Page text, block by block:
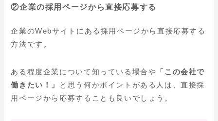
②企業の採用ページから直接応募する
企業のWebサイトにある採用ページから直接応募する
方法です。
ある程度企業について知っている場合や 「この会社で
働きたい！」
と思う何かポイントがある人は、直接採
用ページから応募することも良いでしょう。